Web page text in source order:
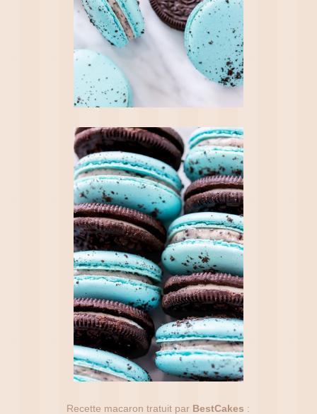
Recette macaron tratuit par BestCakes :